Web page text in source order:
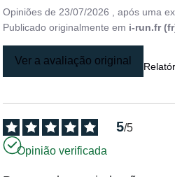
Opiniões de 23/07/2026 , após uma
Publicado originalmente em i-run.fr
Ver a avaliação original
5/5
Opinião verificada